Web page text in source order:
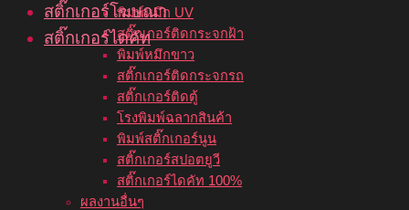
พิมพ์หมึก UV
สติ๊กเกอร์ติดกระจกฝ้า
พิมพ์หมึกขาว
สติ๊กเกอร์ติดกระจกรถ
สติ๊กเกอร์ติดตู้
โรงพิมพ์ฉลากสินค้า
พิมพ์สติ๊กเกอร์นูน
สติ๊กเกอร์สปอตยูวี
สติ๊กเกอร์ไดคัท 100%
ผลงานอื่นๆ
สติ๊กเกอร์โฆษณา
สติ๊กเกอร์ไดคัท